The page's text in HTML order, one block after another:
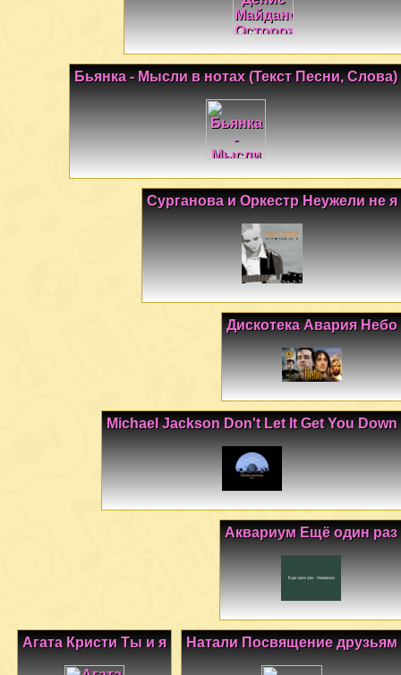
Бьянка - Мысли в нотах (Текст Песни, Слова)
Сурганова и Оркестр Неужели не я
Дискотека Авария Небо
Michael Jackson Don't Let It Get You Down
Аквариум Ещё один раз
Натали Посвящение друзьям
Агата Кристи Ты и я